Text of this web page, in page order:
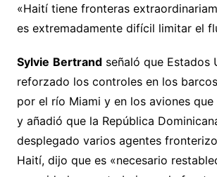
«Haití tiene fronteras
es extremadamente difícil limitar el
Sylvie Bertrandseñaló que Estados
reforzado los controles en los
por el río Miami y en los aviones que
y añadió que la República
desplegado varios agentes
Haití, dijo que es «necesario